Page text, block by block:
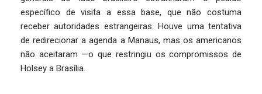
específico de visita a essa base, que não costuma
receber autoridades estrangeiras. Houve uma tentativa
de redirecionar a agenda a Manaus, mas os americanos
não aceitaram —o que restringiu os compromissos de
Holsey a Brasília.